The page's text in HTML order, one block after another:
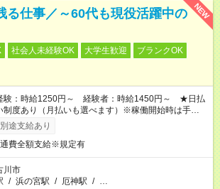
NEW
る仕事／～60代も現役活躍中の
社会人未経験OK 大学生歓迎
ブランクOK
験：時給1250円～ 経験者：時給1450円～ ★日払
制度あり（月払いも選べます）※稼働開始時は手続き
お支払いとなります。
途支給あり
費全額支給※規定有
川市
/ 浜の宮駅 / 厄神駅 / …